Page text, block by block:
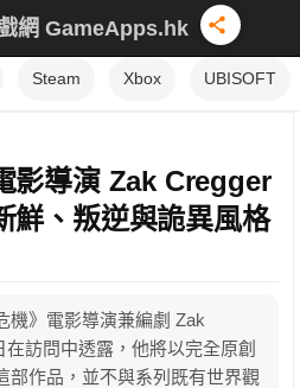
網 GameApps.hk
Steam Xbox UBISOFT
影導演 Zak Cregger
鮮、叛逆與詭異風格
機》電影導演兼編劇 Zak
在訪問中透露，他將以完全原創
部作品，並不與系列既有世界觀